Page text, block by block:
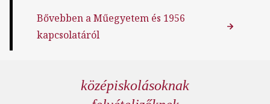
Bővebben a Műegyetem és 1956
kapcsolatáról
középiskolásoknak